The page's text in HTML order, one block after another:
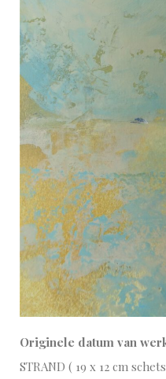
Originele datum van
STRAND ( 19 x 12 cm